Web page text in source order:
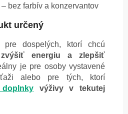
– bez farbív a konzervantov
určený
pre dospelých, ktorí chcú
energiu a zlepšiť
je pre osoby vystavené
alebo pre tých, ktorí
výživy v tekutej